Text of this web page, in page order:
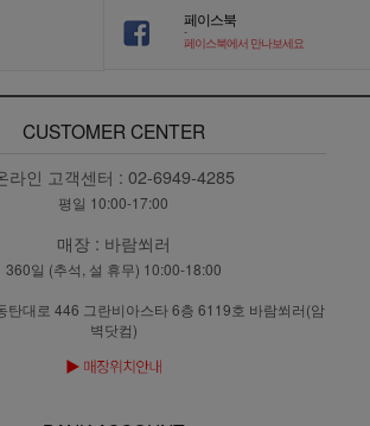
페이스북
-
페이스북에서 만나보세요
CUSTOMER CENTER
라인 고객센터 : 02-6949-4285
평일 10:00-17:00
매장 : 바람쐬러
360일 (추석, 설 휴무) 10:00-18:00
탄대로 446 그란비아스타 6층 6119호 바람쐬러(암
벽닷컴)